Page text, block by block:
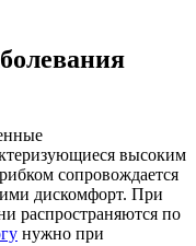
высоким
сопровождается
дискомфорт. При
распространяются по
нужно при